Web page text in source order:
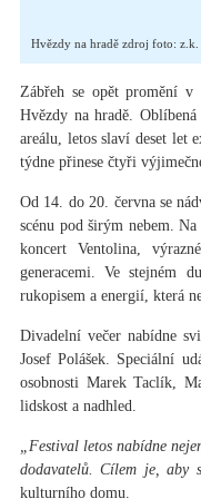
Hvězdy na hradě zdroj foto: z.k.
Zábřeh se opět promění
Hvězdy na hradě.
areálu, letos slaví deset let
týdne přinese čtyři
Od 14. do 20. června se
scénu pod širým nebem.
koncert Ventolina,
generacemi. Ve stejném
rukopisem a energií, která
Divadelní večer nabídne
Josef Polášek. Speciální
osobnosti Marek Taclík,
lidskost a nadhled.
„Festival letos nabídne
dodavatelů. Cílem je, aby
kulturního domu.